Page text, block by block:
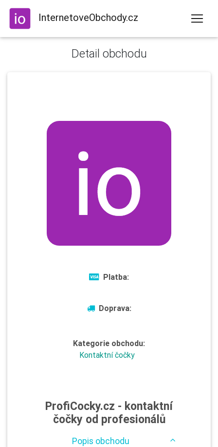
InternetoveObchody.cz
Detail obchodu
Platba:
Doprava:
Kategorie obchodu:
Kontaktní čočky
ProfiCocky.cz - kontaktní
čočky od profesionálů
Popis obchodu